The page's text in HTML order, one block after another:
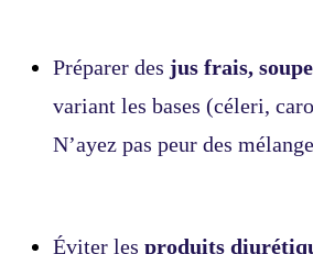
Préparer des jus frais,
variant les bases (céleri,
N’ayez pas peur des
Éviter les produits